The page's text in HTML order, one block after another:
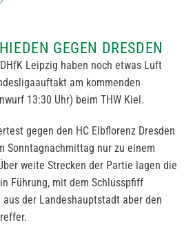
GEGEN DRESDEN
Leipzig haben noch etwas Luft
am kommenden
13:30 Uhr) beim THW Kiel.
gegen den HC Elbflorenz Dresden
Sonntagnachmittag nur zu einem
weite Strecken der Partie lagen die
Führung, mit dem Schlusspfiff
der Landeshauptstadt aber den